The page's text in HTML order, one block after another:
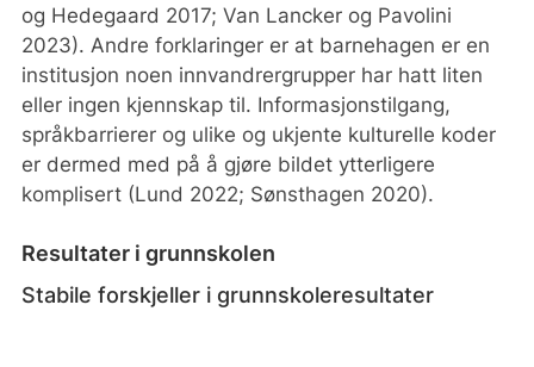
og Hedegaard 2017; Van Lancker og Pavolini
2023). Andre forklaringer er at barnehagen er en
institusjon noen innvandrergrupper har hatt liten
eller ingen kjennskap til. Informasjonstilgang,
språkbarrierer og ulike og ukjente kulturelle koder
er dermed med på å gjøre bildet ytterligere
komplisert (Lund 2022; Sønsthagen 2020).
Resultater i grunnskolen
Stabile forskjeller i grunnskoleresultater